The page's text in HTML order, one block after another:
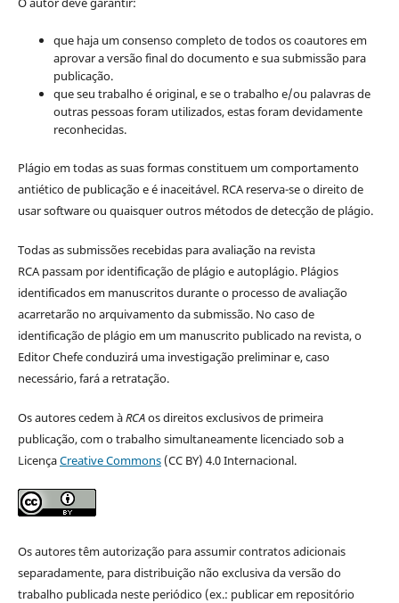
que haja um consenso completo de todos os coautores em
aprovar a versão final do documento e sua submissão para
publicação.
que seu trabalho é original, e se o trabalho e/ou palavras de
outras pessoas foram utilizados, estas foram devidamente
reconhecidas.
Plágio em todas as suas formas constituem um comportamento
antiético de publicação e é inaceitável. RCA reserva-se o direito de
usar software ou quaisquer outros métodos de detecção de plágio.
Todas as submissões recebidas para avaliação na revista
RCA passam por identificação de plágio e autoplágio. Plágios
identificados em manuscritos durante o processo de avaliação
acarretarão no arquivamento da submissão. No caso de
identificação de plágio em um manuscrito publicado na revista, o
Editor Chefe conduzirá uma investigação preliminar e, caso
necessário, fará a retratação.
Os autores cedem àRCAos direitos exclusivos de primeira
publicação, com o trabalho simultaneamente licenciado sob a
LicençaCreative Commons(CC BY) 4.0 Internacional.
Os autores têm autorização para assumir contratos adicionais
separadamente, para distribuição não exclusiva da versão do
trabalho publicada neste periódico (ex.: publicar em repositório